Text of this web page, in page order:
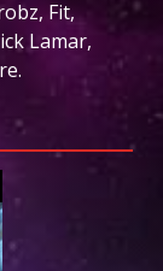
Fit,
Lamar,